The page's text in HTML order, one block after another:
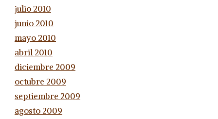
julio 2010
junio 2010
mayo 2010
abril 2010
diciembre 2009
octubre 2009
septiembre 2009
agosto 2009